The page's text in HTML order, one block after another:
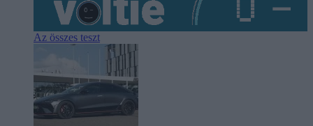
Az összes teszt